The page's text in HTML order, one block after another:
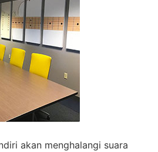
akan menghalangi suara